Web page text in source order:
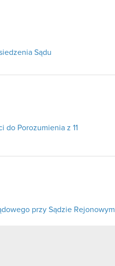
Sądu
Porozumienia z 11
przy Sądzie Rejonowym